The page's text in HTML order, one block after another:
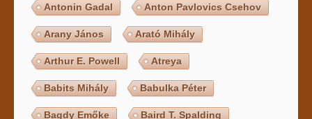
Antonin Gadal Anton Pavlovics Csehov
Arany János Arató Mihály
Arthur E. Powell Atreya
Babits Mihály Babulka Péter
Bagdy Emőke Baird T. Spalding